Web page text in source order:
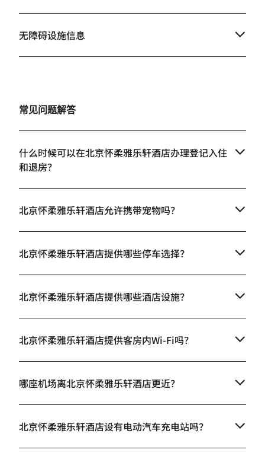
无障碍设施信息
常见问题解答
什么时候可以在北京怀柔雅乐轩酒店办理登记入住
和退房？
北京怀柔雅乐轩酒店允许携带宠物吗？
北京怀柔雅乐轩酒店提供哪些停车选择？
北京怀柔雅乐轩酒店提供哪些酒店设施？
北京怀柔雅乐轩酒店提供客房内Wi-Fi吗？
哪座机场离北京怀柔雅乐轩酒店更近？
北京怀柔雅乐轩酒店设有电动汽车充电站吗？